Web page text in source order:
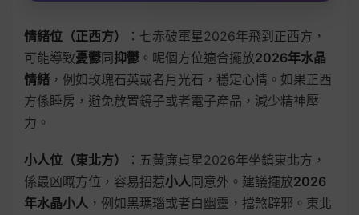
情緒位（正西方）
：七赤破軍星2026年飛到正西方，
可能導致憂鬱同抑鬱 。呢個方位適合擺放2026年水晶
情緒 ，例如玫瑰石英或者月光石，穩定心情。如果正西
方係睡房，避免放置鏡子或者電子產品，減少精神壓
力。
小人位（東北方）
：五黃廉貞星2026年坐鎮東北方，
係最凶嘅方位，容易招惹小人同意外。建議擺放2026
年水晶小人 ，例如黑瑪瑙或者白幽靈，擋煞辟邪。東北